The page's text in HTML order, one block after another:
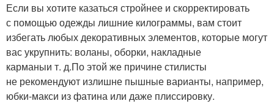
Если вы хотите казаться стройнее и скорректировать
с помощью одежды лишние килограммы, вам стоит
избегать любых декоративных элементов, которые могут
вас укрупнить: воланы, оборки, накладные
карманыи т. д.По этой же причине стилисты
не рекомендуют излишне пышные варианты, например,
юбки-макси из фатина или даже плиссировку.